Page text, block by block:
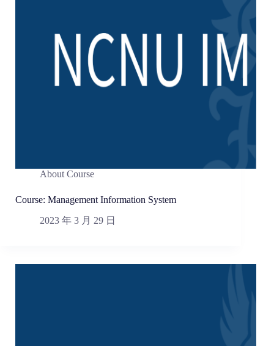
About Course
Course: Management Information System
2023 年 3 月 29 日